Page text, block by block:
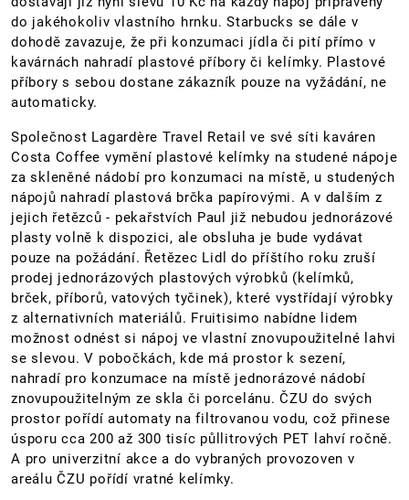
do jakéhokoliv vlastního hrnku. Starbucks se dále v
dohodě zavazuje, že při konzumaci jídla či pití přímo v
kavárnách nahradí plastové příbory či kelímky. Plastové
příbory s sebou dostane zákazník pouze na vyžádání, ne
automaticky.
Společnost Lagardère Travel Retail ve své síti kaváren
Costa Coffee vymění plastové kelímky na studené nápoje
za skleněné nádobí pro konzumaci na místě, u studených
nápojů nahradí plastová brčka papírovými. A v dalším z
jejich řetězců - pekařstvích Paul již nebudou jednorázové
plasty volně k dispozici, ale obsluha je bude vydávat
pouze na požádání. Řetězec Lidl do příštího roku zruší
prodej jednorázových plastových výrobků (kelímků,
brček, příborů, vatových tyčinek), které vystřídají výrobky
z alternativních materiálů. Fruitisimo nabídne lidem
možnost odnést si nápoj ve vlastní znovupoužitelné lahvi
se slevou. V pobočkách, kde má prostor k sezení,
nahradí pro konzumace na místě jednorázové nádobí
znovupoužitelným ze skla či porcelánu. ČZU do svých
prostor pořídí automaty na filtrovanou vodu, což přinese
úsporu cca 200 až 300 tisíc půllitrových PET lahví ročně.
A pro univerzitní akce a do vybraných provozoven v
areálu ČZU pořídí vratné kelímky.